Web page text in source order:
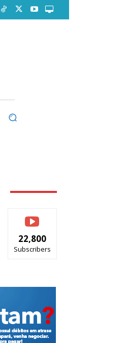
22,800
Subscribers